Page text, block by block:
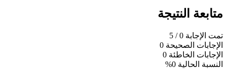
متابعة النتيجة
تمت الإجابة 0
/ 5
الإجابات الصحيحة 0
الإجابات الخاطئة 0
النسبة الحالية 0%